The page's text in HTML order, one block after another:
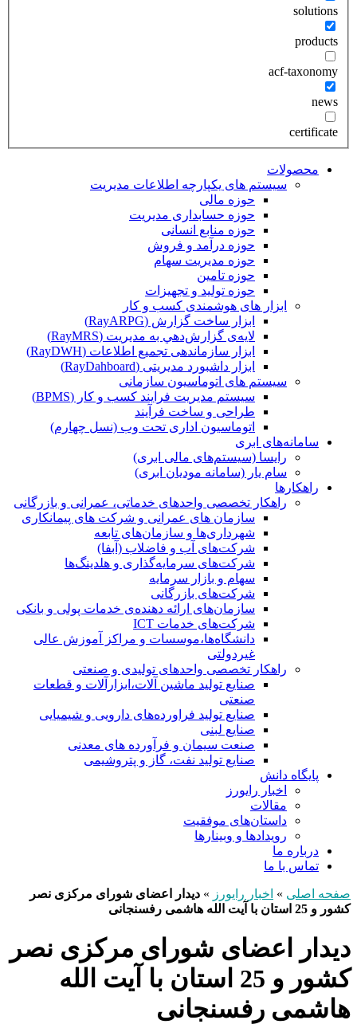
solutions
products
acf-taxonomy
news
certificate
محصولات
سیستم های یکپارچه اطلاعات مدیریت
حوزه مالی
حوزه حسابداری مدیریت
حوزه منابع انسانی
حوزه درآمد و فروش
حوزه مدیریت سهام
حوزه تامین
حوزه تولید و تجهیزات
ابزار های هوشمندی کسب و کار
ابزار ساخت گزارش (RayARPG)
لایه‌ی گزارش‌دهي به مديريت (RayMRS)
ابزار سازماندهی تجمیع اطلاعات (RayDWH)
ابزار داشبورد مدیریتی (RayDahboard)
سیستم های اتوماسیون سازمانی
سیستم مدیریت فرایند کسب و کار (BPMS)
طراحی و ساخت فرآیند
اتوماسیون اداری تحت وب (نسل چهارم)
سامانه‌های ابری
رایسا (سیستم‌های مالی ابری)
سام یار (سامانه مودیان ابری)
راهکارها
راهکار تخصصی واحدهای خدماتی، عمرانی و بازرگانی
سازمان های عمرانی و شرکت های پیمانکاری
شهرداری‌ها و سازمان‌های تابعه
شرکت‌های آب و فاضلاب (آبفا)
شرکت‌های سرمایه‌گذاری و هلدینگ‌ها
سهام و بازار سرمایه
شرکت‌های بازرگانی
سازمان‌های ارائه دهنده‌ی خدمات پولی و بانکی
شرکت‌های خدمات ICT
دانشگاه‌ها،موسسات و مراکز آموزش عالی
غیردولتی
راهکار تخصصی واحدهای تولیدی و صنعتی
صنایع توليد ماشين آلات،ابزارآلات و قطعات
صنعتی
صنایع تولید فراورده‌های دارویی و شیمیایی
صنایع لبنی
صنعت سیمان و فرآورده های معدنی
صنایع تولید نفت، گاز و پتروشيمی
پایگاه دانش
اخبار رایورز
مقالات
داستان‌های موفقیت
رویدادها و وبینارها
درباره ما
تماس با ما
صفحه اصلی » اخبار رایورز » دیدار اعضای شورای مرکزی نصر
کشور و 25 استان با آیت الله هاشمی رفسنجانی
دیدار اعضای شورای مرکزی نصر
کشور و 25 استان با آیت الله
هاشمی رفسنجانی